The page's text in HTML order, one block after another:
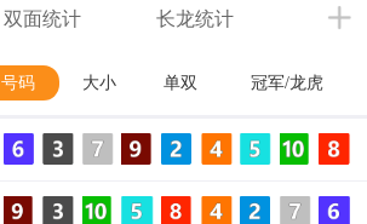
双面统计 长龙统计 号码
路珠分析 号码前后路珠
号码 大小 单双 冠军/龙虎